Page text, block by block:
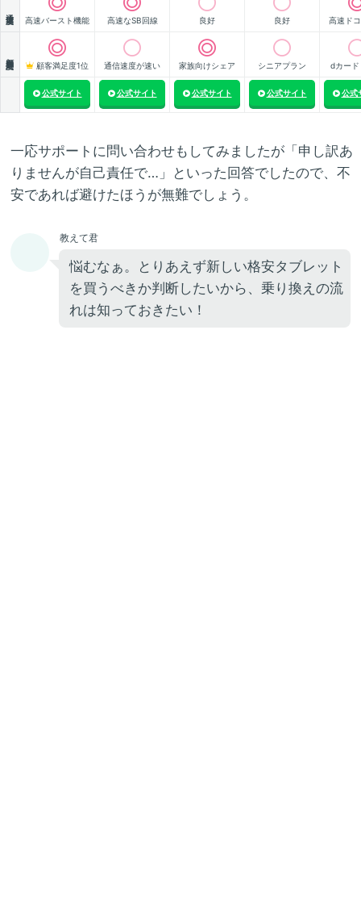
高速バースト機能 高速なSB回線 良好 良好 高速ド
顧客満足度1位 通信速度が速い 家族向けシェア シニアプラン dカード
公式サイト 公式サイト 公式サイト 公式サイト 公式
一応サポートに問い合わせもしてみましたが「申し訳あ
りませんが自己責任で…」といった回答でしたので、不
安であれば避けたほうが無難でしょう。
教えて君
悩むなぁ。とりあえず新しい格安タブレット
を買うべきか判断したいから、乗り換えの流
れは知っておきたい！